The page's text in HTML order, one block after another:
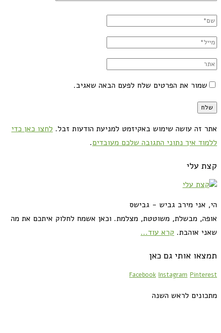
שמור את הפרטים שלח לפעם הבאה שאגיב.
אתר זה עושה שימוש באקיזמט למניעת הודעות זבל. לחצו כאן כדי
ללמוד איך נתוני התגובה שלכם מעובדים.
קצת עלי
הי, אני מירב גביש - גבישס
אופה, מבשלת, משוטטת, מצלמת. וכאן אשמח לחלוק איתכם את מה
שאני אוהבת. קרא עוד...
תמצאו אותי גם כאן
Facebook Instagram Pinterest
מתכונים לראש השנה